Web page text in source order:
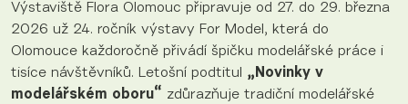
Výstaviště Flora Olomouc připravuje od 27. do 29. března
2026 už 24. ročník výstavy For Model, která do
Olomouce každoročně přivádí špičku modelářské práce i
tisíce návštěvníků. Letošní podtitul „Novinky v
modelářském oboru“ zdůrazňuje tradiční modelářské